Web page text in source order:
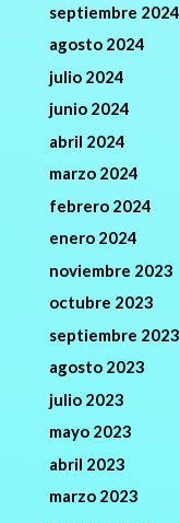
septiembre 2024
agosto 2024
julio 2024
junio 2024
abril 2024
marzo 2024
febrero 2024
enero 2024
noviembre 2023
octubre 2023
septiembre 2023
agosto 2023
julio 2023
mayo 2023
abril 2023
marzo 2023